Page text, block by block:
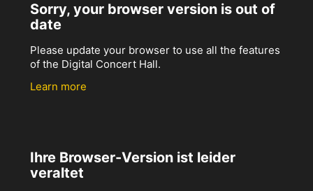
Sorry, your browser version is out of
date
Please update your browser to use all the features
of the Digital Concert Hall.
Learn more
Ihre Browser-Version ist leider
veraltet